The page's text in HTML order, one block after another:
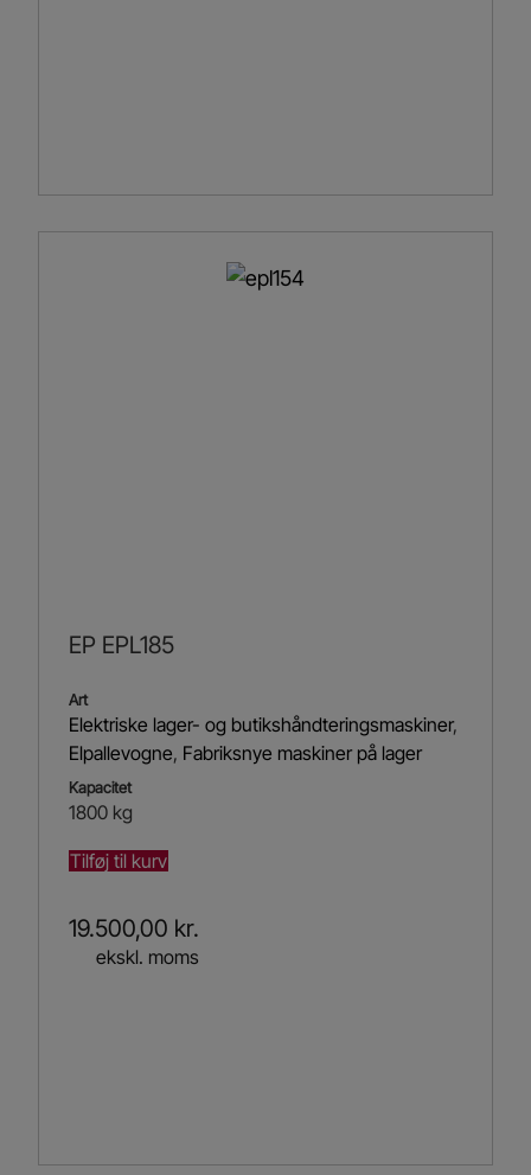
EP EPL185
Art
Elektriske lager- og butikshåndteringsmaskiner,
Elpallevogne, Fabriksnye maskiner på lager
Kapacitet
1800 kg
Tilføj til kurv
19.500,00 kr.
ekskl. moms